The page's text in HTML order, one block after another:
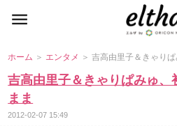
ホーム ＞ エンタメ ＞ 吉高由里子＆きゃり
吉高由里子＆きゃりぱみゅ、
まま
2012-02-07 15:49